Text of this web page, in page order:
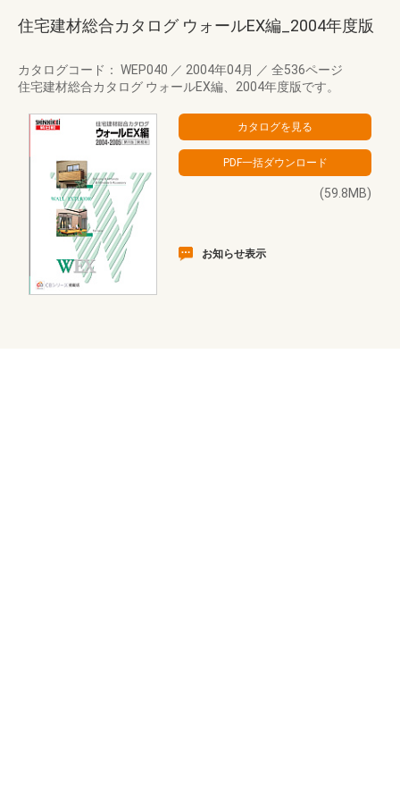
住宅建材総合カタログ ウォールEX編_2004年度版
カタログコード： WEP040 ／ 2004年04月 ／ 全536ページ
住宅建材総合カタログ ウォールEX編、2004年度版です。
(59.8MB)
お知らせ表示